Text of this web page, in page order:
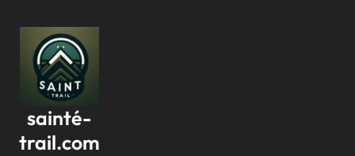
contenu
sainté-
trail.com